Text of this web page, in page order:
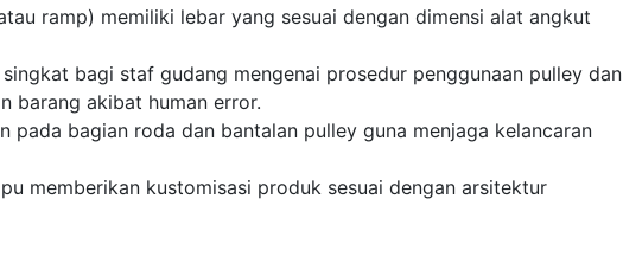
ramp) memiliki lebar yang sesuai dengan dimensi alat angkut
bagi staf gudang mengenai prosedur penggunaan pulley dan
barang akibat human error.
pada bagian roda dan bantalan pulley guna menjaga kelancaran
memberikan kustomisasi produk sesuai dengan arsitektur